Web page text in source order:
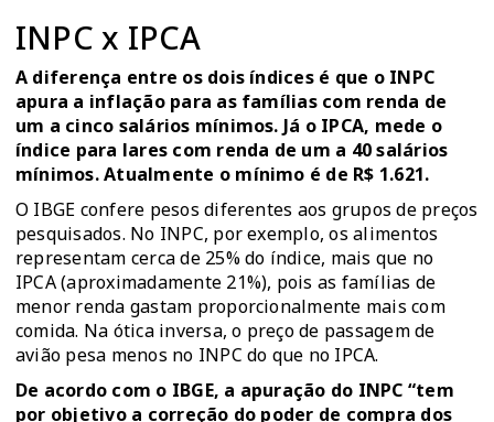
INPC x IPCA
A diferença entre os dois índices é que o INPC
apura a inflação para as famílias com renda de
um a cinco salários mínimos. Já o IPCA, mede o
índice para lares com renda de um a 40 salários
mínimos. Atualmente o mínimo é de R$ 1.621.
O IBGE confere pesos diferentes aos grupos de preços
pesquisados. No INPC, por exemplo, os alimentos
representam cerca de 25% do índice, mais que no
IPCA (aproximadamente 21%), pois as famílias de
menor renda gastam proporcionalmente mais com
comida. Na ótica inversa, o preço de passagem de
avião pesa menos no INPC do que no IPCA.
De acordo com o IBGE, a apuração do INPC “tem
por objetivo a correção do poder de compra dos